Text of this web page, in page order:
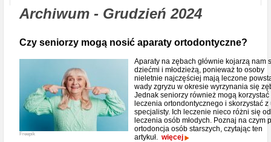
Archiwum - Grudzień 2024
Czy seniorzy mogą nosić aparaty ortodontyczne?
Freepik
Aparaty na zębach głównie kojarzą nam
dziećmi i młodzieżą, ponieważ to osoby
nieletnie najczęściej mają leczone
wady zgryzu w okresie wyrzynania się
Jednak seniorzy również mogą korzystać
leczenia ortondontycznego i skorzystać z
specjalisty. Ich leczenie nieco różni się od
leczenia osób młodych. Poznaj na czym
ortodoncja osób starszych, czytając ten
artykuł. więcej